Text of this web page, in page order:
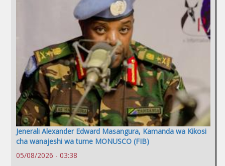
Jenerali Alexander Edward Masangura, Kamanda wa Kikosi
cha wanajeshi wa tume MONUSCO (FIB)
05/08/2026 - 03:38